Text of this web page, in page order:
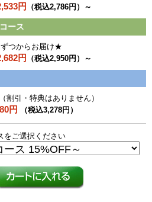
円 （税込2,786円）～
ース
つからお届け★
円 （税込2,950円）～
割引・特典はありません）
円 （税込3,278円）
をご選択ください